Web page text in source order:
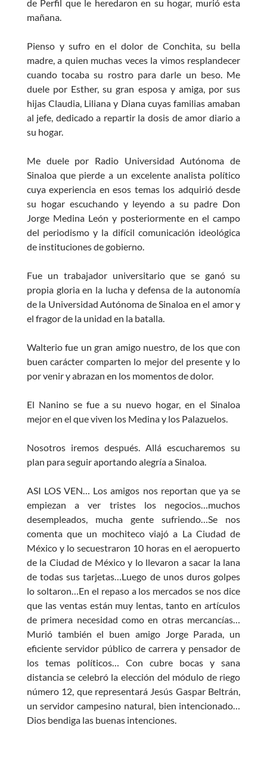
de Perfil que le heredaron en su hogar, murió esta
mañana.
Pienso y sufro en el dolor de Conchita, su bella
madre, a quien muchas veces la vimos resplandecer
cuando tocaba su rostro para darle un beso. Me
duele por Esther, su gran esposa y amiga, por sus
hijas Claudia, Liliana y Diana cuyas familias amaban
al jefe, dedicado a repartir la dosis de amor diario a
su hogar.
Me duele por Radio Universidad Autónoma de
Sinaloa que pierde a un excelente analista político
cuya experiencia en esos temas los adquirió desde
su hogar escuchando y leyendo a su padre Don
Jorge Medina León y posteriormente en el campo
del periodismo y la difícil comunicación ideológica
de instituciones de gobierno.
Fue un trabajador universitario que se ganó su
propia gloria en la lucha y defensa de la autonomía
de la Universidad Autónoma de Sinaloa en el amor y
el fragor de la unidad en la batalla.
Walterio fue un gran amigo nuestro, de los que con
buen carácter comparten lo mejor del presente y lo
por venir y abrazan en los momentos de dolor.
El Nanino se fue a su nuevo hogar, en el Sinaloa
mejor en el que viven los Medina y los Palazuelos.
Nosotros iremos después. Allá escucharemos su
plan para seguir aportando alegría a Sinaloa.
ASI LOS VEN… Los amigos nos reportan que ya se
empiezan a ver tristes los negocios…muchos
desempleados, mucha gente sufriendo…Se nos
comenta que un mochiteco viajó a La Ciudad de
México y lo secuestraron 10 horas en el aeropuerto
de la Ciudad de México y lo llevaron a sacar la lana
de todas sus tarjetas…Luego de unos duros golpes
lo soltaron…En el repaso a los mercados se nos dice
que las ventas están muy lentas, tanto en artículos
de primera necesidad como en otras mercancías…
Murió también el buen amigo Jorge Parada, un
eficiente servidor público de carrera y pensador de
los temas políticos… Con cubre bocas y sana
distancia se celebró la elección del módulo de riego
número 12, que representará Jesús Gaspar Beltrán,
un servidor campesino natural, bien intencionado…
Dios bendiga las buenas intenciones.